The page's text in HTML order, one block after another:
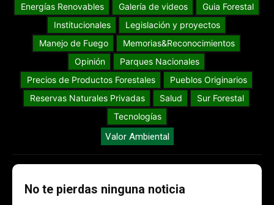
Energías Renovables
Galería de videos
Guia Forestal
Institucionales
Legislación y proyectos
Manejo de Fuego
Memorias&Reconocimientos
Opinión
Parques Nacionales
Precios de Productos Forestales
Pueblos Originarios
Reservas Naturales Privadas
Salud
Sur Forestal
Tecnologías
Valor Ambiental
No te pierdas ninguna noticia